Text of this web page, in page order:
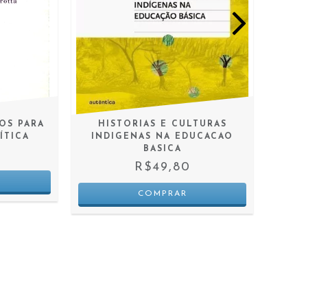
PARA
HISTORIAS E CULTURAS
INDIGENAS NA EDUCACAO
BASICA
R$49,80